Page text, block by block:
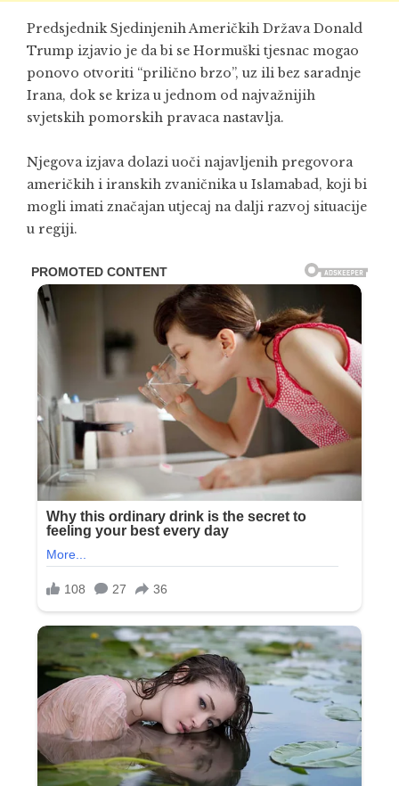
PredsjednikSjedinjenih Američkih Država Donald
Trump izjavio je da bi se Hormuški tjesnac mogao
ponovo otvoriti “prilično brzo”, uz ili bez saradnje
Irana, dok se kriza u jednom od najvažnijih
svjetskih pomorskih pravaca nastavlja.
Njegova izjava dolazi uoči najavljenih pregovora
američkih i iranskih zvaničnika u Islamabad, koji bi
mogli imati značajan utjecaj na dalji razvoj situacije
u regiji.